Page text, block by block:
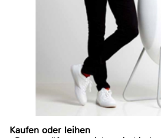
Kaufen oder leihen